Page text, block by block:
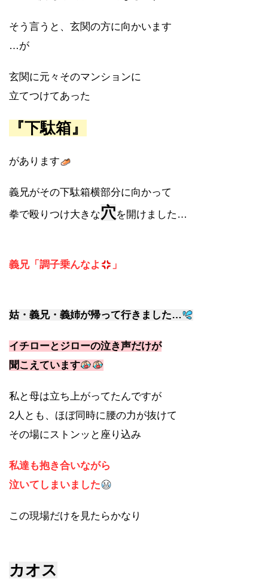
そう言うと、玄関の方に向かいます
…が
玄関に元々そのマンションに
立てつけてあった
『下駄箱』
があります
義兄がその下駄箱横部分に向かって
拳で殴りつけ大きな穴を開けました…
義兄「調子乗んなよ 」
姑・義兄・義姉が帰って行きました…
イチローとジローの泣き声だけが
聞こえています
私と母は立ち上がってたんですが
2人とも、ほぼ同時に腰の力が抜けて
その場にストンッと座り込み
私達も抱き合いながら
泣いてしまいました
この現場だけを見たらかなり
カオス